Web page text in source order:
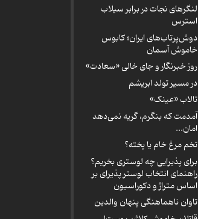
لنگرهای نجات در برابر سیلاب
استرس
دوش‌پرتاب‌های ایران؛ کابوس
خاموش آسمان
روز خبرنگار و جای خالی «سعادت»
در مسیر تولد ابریشم
تالاب «عینک»
آمدمت که بنگرم، گریه نمی‌دهد
امان...
تخم مرغ خام یا پخته؟
برای پذیرایی چه لوستری بخریم؟
راهنمای انتخاب لوستر پذیرای بر
اساس متراژ و دکوراسیون
تاوان ناهماهنگی پنهان والدین